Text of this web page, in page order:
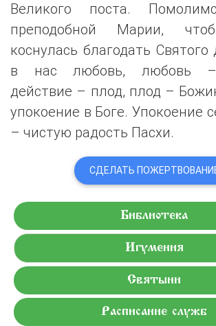
Великого поста.
преподобной Марии,
коснулась благодать Святого
в нас любовь, любовь –
действие – плод, плод –
упокоение в Боге. Упокоение
– чистую радость Пасхи.
СДЕЛАТЬ
Библиотека
Игумения
Святыни
Расписание служб